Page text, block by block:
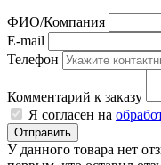
ФИО/Компания
E-mail
Телефон
Комментарий к заказу
Я согласен на
Отправить
У данного товара нет